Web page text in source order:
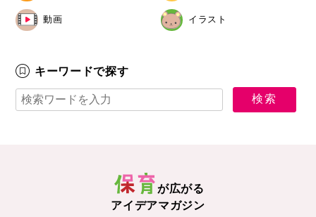
動画 イラスト
キーワードで探す
が広がる
アイデアマガジン